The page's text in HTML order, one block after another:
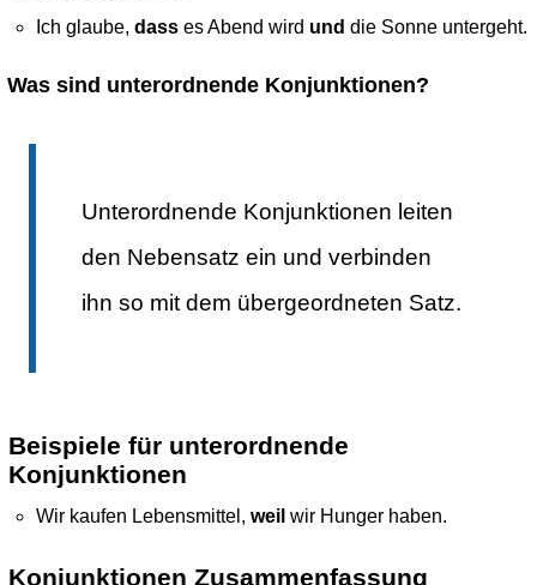
Ich glaube,dass es Abend wird und die Sonne untergeht.
Was sind unterordnende Konjunktionen?
Unterordnende Konjunktionen leiten
den Nebensatz ein und verbinden
ihn so mit dem übergeordneten Satz.
Beispiele für unterordnende
Konjunktionen
Wir kaufen Lebensmittel,weil wir Hunger haben.
Konjunktionen Zusammenfassung